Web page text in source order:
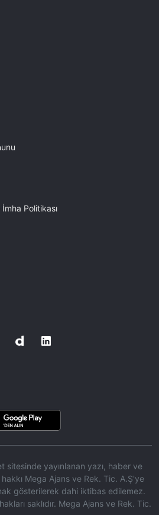
Politikası
sitesinde yayınlanan yazı, haber ve
Mega Ajans ve Rek. Tic. A.Ş'ye
gösterilerek dahi iktibas edilemez.
saklıdır. Mega Ajans ve Rek. Tic.